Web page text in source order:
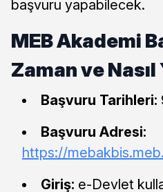
başvuru yapabilecek.
MEB Akademi
Zaman ve Nasıl
Başvuru Tarihleri:
Başvuru Adresi:
https://
Giriş: e-Devlet